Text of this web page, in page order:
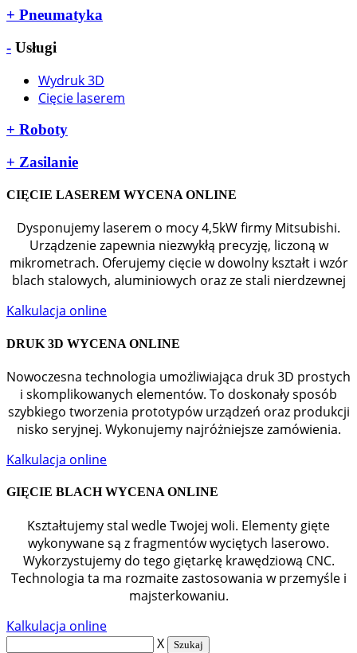
+ Pneumatyka
- Usługi
Wydruk 3D
Cięcie laserem
+ Roboty
+ Zasilanie
CIĘCIE LASEREM WYCENA ONLINE
Dysponujemy laserem o mocy 4,5kW firmy Mitsubishi.
Urządzenie zapewnia niezwykłą precyzję, liczoną w
mikrometrach. Oferujemy cięcie w dowolny kształt i wzór
blach stalowych, aluminiowych oraz ze stali nierdzewnej
Kalkulacja online
DRUK 3D WYCENA ONLINE
Nowoczesna technologia umożliwiająca druk 3D prostych
i skomplikowanych elementów. To doskonały sposób
szybkiego tworzenia prototypów urządzeń oraz produkcji
nisko seryjnej. Wykonujemy najróżniejsze zamówienia.
Kalkulacja online
GIĘCIE BLACH WYCENA ONLINE
Kształtujemy stal wedle Twojej woli. Elementy gięte
wykonywane są z fragmentów wyciętych laserowo.
Wykorzystujemy do tego giętarkę krawędziową CNC.
Technologia ta ma rozmaite zastosowania w przemyśle i
majsterkowaniu.
Kalkulacja online
X
Szukaj